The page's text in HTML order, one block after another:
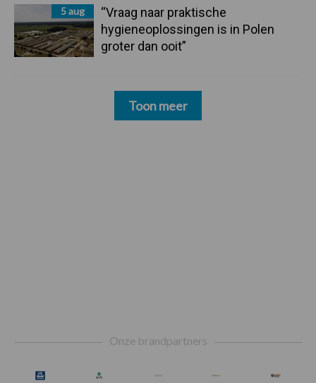
5 aug
“Vraag naar praktische
hygieneoplossingen is in Polen
groter dan ooit”
Toon meer
Onze brandpartners